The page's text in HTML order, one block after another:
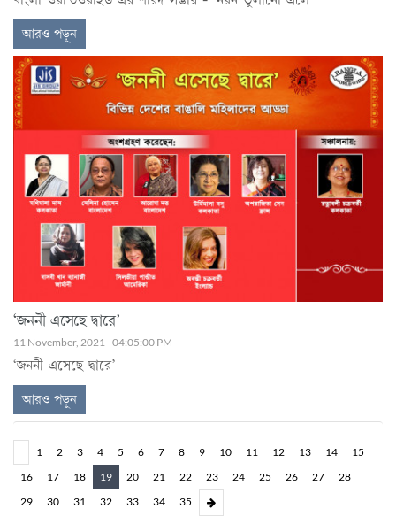
আরও পড়ুন
‘জননী এসেছে দ্বারে’
11 November, 2021 - 04:05:00 PM
‘জননী এসেছে দ্বারে’
আরও পড়ুন
1 2 3 4 5 6 7 8 9 10 11 12 13 14
15
16
17 18 19 20 21 22 23 24 25 26 27
28
29
30 31 32 33 34 35